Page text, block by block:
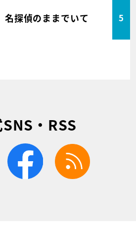
名探偵のままでいて 5
・RSS
twitter facebook